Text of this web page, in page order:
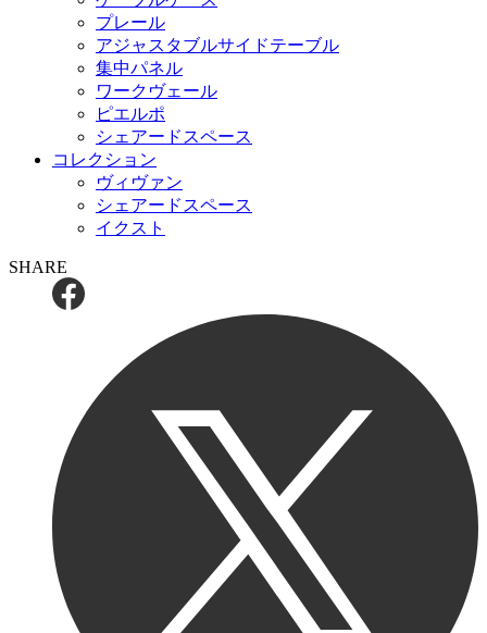
プレール
アジャスタブルサイドテーブル
集中パネル
ワークヴェール
ピエルポ
シェアードスペース
コレクション
ヴィヴァン
シェアードスペース
イクスト
SHARE